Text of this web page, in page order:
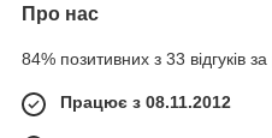
Про нас
84% позитивних з 33 відгуків за
Працює з 08.11.2012